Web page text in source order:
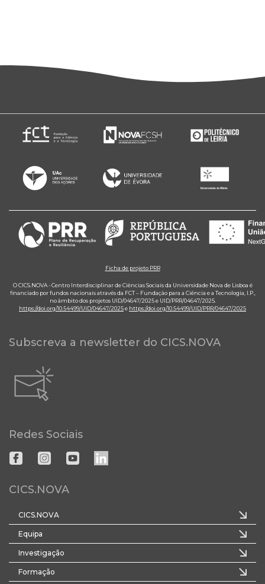
Ficha de projeto PRR
O CICS.NOVA - Centro Interdisciplinar de Ciências Sociais da Universidade Nova de Lisboa é
financiado por fundos nacionais através da FCT – Fundação para a Ciência e a Tecnologia, I.P.,
no âmbito dos projetos UID/04647/2025 e UID/PRR/04647/2025.
https://doi.org/10.54499/UID/04647/2025e https://doi.org/10.54499/UID/PRR/04647/2025
Subscreva a newsletter do CICS.NOVA
Redes Sociais
CICS.NOVA
CICS.NOVA
Equipa
Investigação
Formação